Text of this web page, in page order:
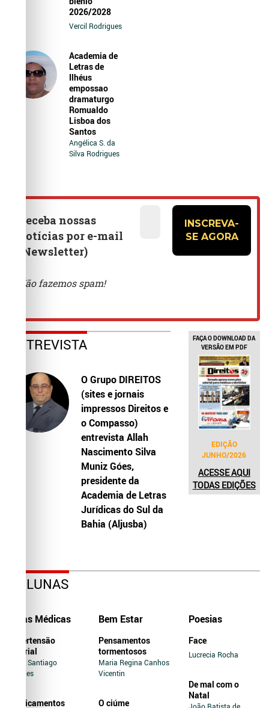
2026/2028
Vercil Rodrigues
Academia de
Letras de
Ilhéus
empossao
dramaturgo
Romualdo
Lisboa dos
Santos
Angélica S. da
Silva Rodrigues
ENTREVISTA
O Grupo DIREITOS
(sites e jornais
impressos Direitos e
o Compasso)
entrevista Allah
Nascimento Silva
Muniz Góes,
presidente da
Academia de Letras
Jurídicas do Sul da
Bahia (Aljusba)
FAÇA O DOWNLOAD DA
VERSÃO EM PDF
EDIÇÃO
JUNHO/2026
ACESSE AQUI
TODAS EDIÇÕES
COLUNAS
Dicas Médicas
Hipertensão
Arterial
Jairo Santiago
Novaes
Medicamentos
Bem Estar
Pensamentos
tormentosos
Maria Regina Canhos
Vicentin
O ciúme
Poesias
Face
Lucrecia Rocha
De mal com o
Natal